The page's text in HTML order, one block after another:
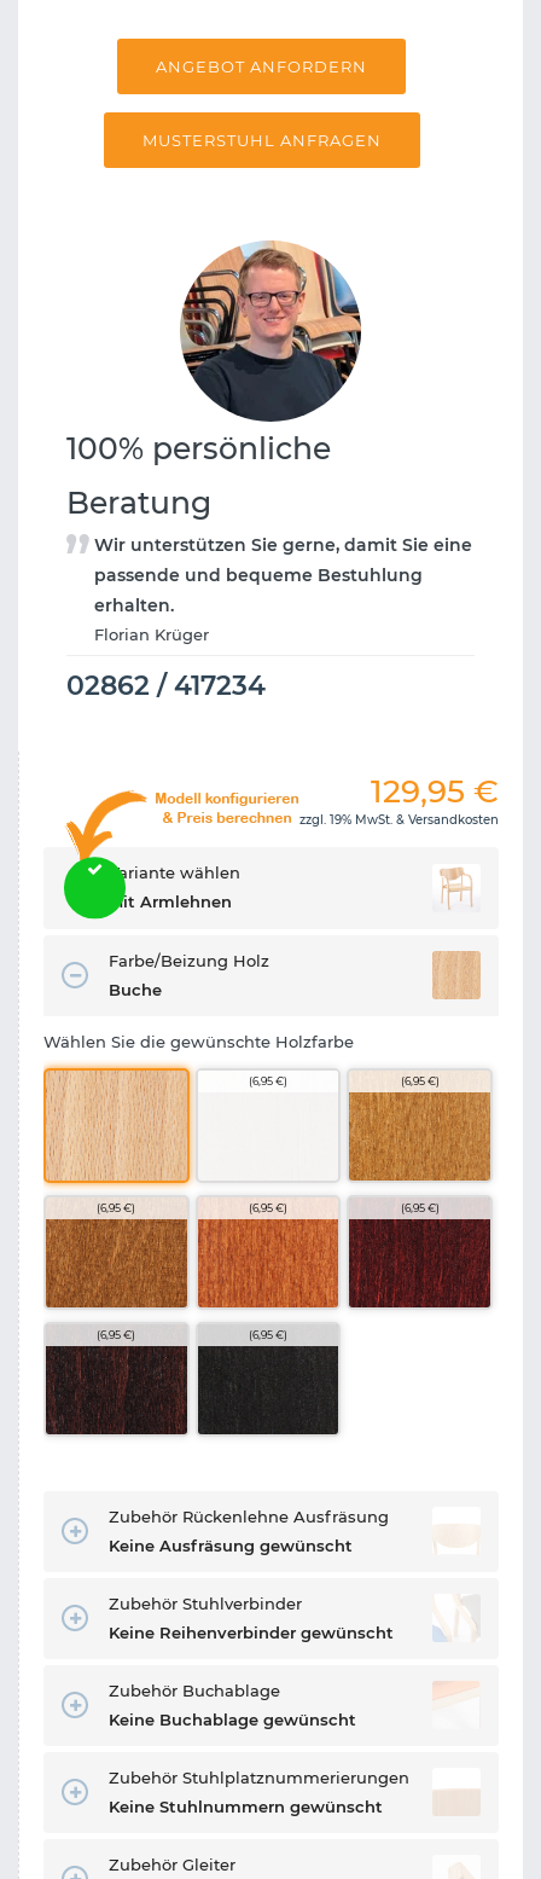
ANGEBOT ANFORDERN
MUSTERSTUHL ANFRAGEN
100% persönliche
Beratung
Wir unterstützen Sie gerne, damit Sie eine
passende und bequeme Bestuhlung
erhalten.
Florian Krüger
02862 / 417234
129,95 €
zzgl. 19% MwSt. & Versandkosten
Variante wählen
Mit Armlehnen
Farbe/Beizung Holz
Buche
Wählen Sie die gewünschte Holzfarbe
(6,95 €) (6,95 €)
(6,95 €) (6,95 €) (6,95 €)
(6,95 €) (6,95 €)
Zubehör Rückenlehne Ausfräsung
Keine Ausfräsung gewünscht
Zubehör Stuhlverbinder
Keine Reihenverbinder gewünscht
Zubehör Buchablage
Keine Buchablage gewünscht
Zubehör Stuhlplatznummerierungen
Keine Stuhlnummern gewünscht
Zubehör Gleiter